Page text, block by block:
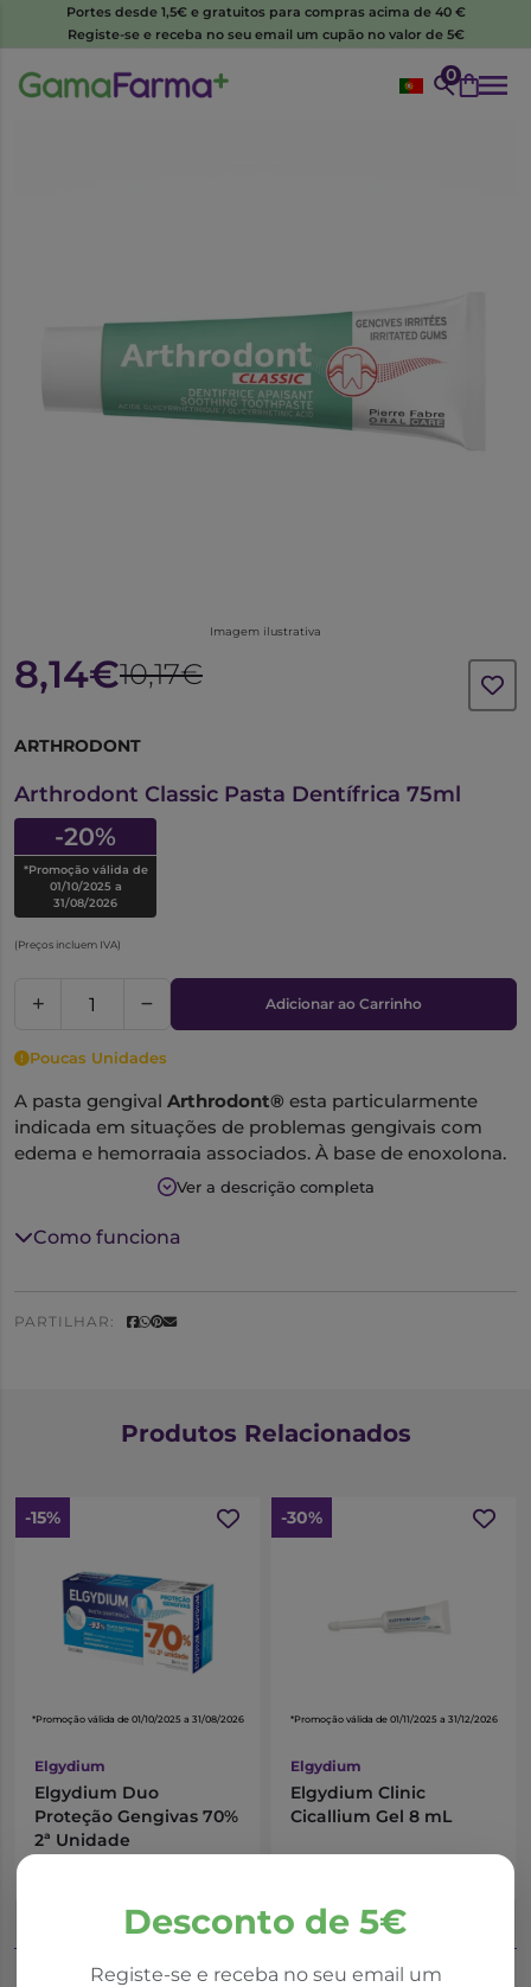
Portes desde 1,5€ e gratuitos para compras acima de 40 €
Registe-se e receba no seu email um cupão no valor de 5€
0
Imagem ilustrativa
8,14€10,17€
ARTHRODONT
Arthrodont Classic Pasta Dentífrica 75ml
-20%
*Promoção válida de
01/10/2025 a
31/08/2026
(Preços incluem IVA)
Adicionar ao Carrinho
Poucas Unidades
A pasta gengival Arthrodont® esta particularmente
indicada em situações de problemas gengivais com
edema e hemorragia associados. À base de enoxolona,
Arthrodont contribui para melhorar o estado da
Ver a descrição completa
Como funciona
PARTILHAR:
Desconto de 5€
Registe-se e receba no seu email um
Produtos Relacionados
-15%
*Promoção válida de 01/10/2025 a 31/08/2026
Elgydium
Elgydium Duo
Proteção Gengivas 70%
2ª Unidade
Adicionar ao Carrinho
-30%
*Promoção válida de 01/11/2025 a 31/12/2026
Elgydium
Elgydium Clinic
Cicallium Gel 8 mL
Adicionar ao Carrinho